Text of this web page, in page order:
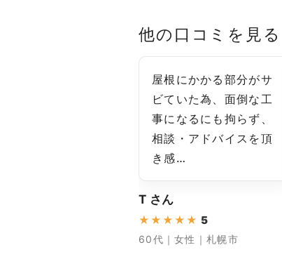
他の口コミを見る
屋根にかかる部分がサ
ビていた為、面倒な工
事になるにも拘らず、
相談・アドバイスを頂
き感…
T さん
★ ★ ★ ★ ★ 5
60代｜女性｜札幌市